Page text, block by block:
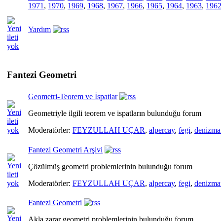
1971 , 1970, 1969, 1968, 1967, 1966, 1965, 1964, 1963, 1962
Yardım
Fantezi Geometri
Geometri-Teorem ve İspatlar
Geometriyle ilgili teorem ve ispatların bulunduğu forum
Moderatörler: FEYZULLAH UÇAR, alpercay, fegi,
Fantezi Geometri Arşivi
Çözülmüş geometri problemlerinin bulunduğu forum
Moderatörler: FEYZULLAH UÇAR, alpercay, fegi,
Fantezi Geometri
Akla zarar geometri problemlerinin bulunduğu forum